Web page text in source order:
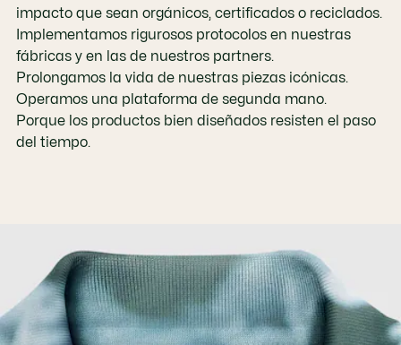
impacto que sean orgánicos, certificados o reciclados.
Implementamos rigurosos protocolos en nuestras
fábricas y en las de nuestros partners.
Prolongamos la vida de nuestras piezas icónicas.
Operamos una plataforma de segunda mano.
Porque los productos bien diseñados resisten el paso
del tiempo.